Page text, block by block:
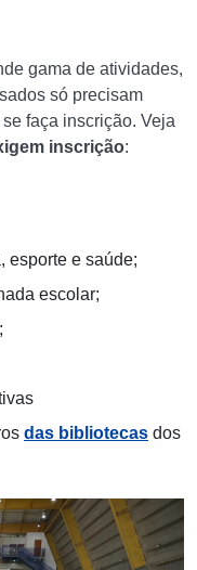
gama de atividades,
só precisam
faça inscrição. Veja
inscrição:
esporte e saúde;
escolar;
das bibliotecas dos